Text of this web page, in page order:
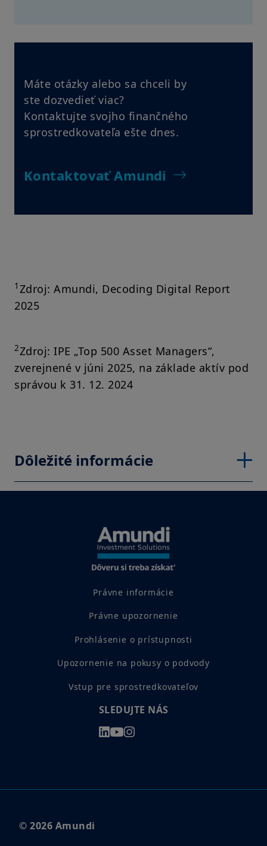
Máte otázky alebo sa chceli by
ste dozvedieť viac?
Kontaktujte svojho finančného
sprostredkovateľa ešte dnes.
Kontaktovať Amundi
1 Zdroj: Amundi, Decoding Digital Report
2025
2Zdroj: IPE „Top 500 Asset Managers“,
zverejnené v júni 2025, na základe aktív pod
správou k 31. 12. 2024
Dôležité informácie
Právne informácie
Právne upozornenie
Prohlásenie o prístupnosti
Upozornenie na pokusy o podvody
Vstup pre sprostredkovateľov
SLEDUJTE NÁS
© 2026 Amundi